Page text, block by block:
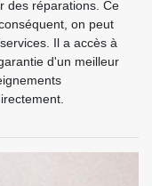
des réparations. Ce
on peut
Il a accès à
d'un meilleur